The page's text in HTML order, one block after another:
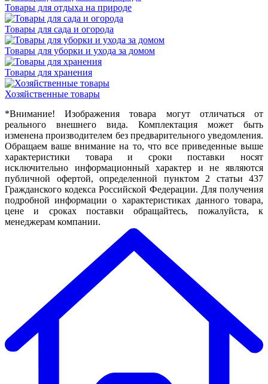
Товары для отдыха на природе
Товары для сада и огорода
Товары для уборки и ухода за домом
Товары для хранения
Хозяйственные товары
*Внимание! Изображения товара могут отличаться от
реального внешнего вида. Комплектация может быть
изменена производителем без предварительного уведомления.
Обращаем ваше внимание на то, что все приведенные выше
характеристики товара и сроки поставки носят
исключительно информационный характер и не являются
публичной офертой, определенной пунктом 2 статьи 437
Гражданского кодекса Российской Федерации. Для получения
подробной информации о характеристиках данного товара,
цене и сроках поставки обращайтесь, пожалуйста, к
менеджерам компании.